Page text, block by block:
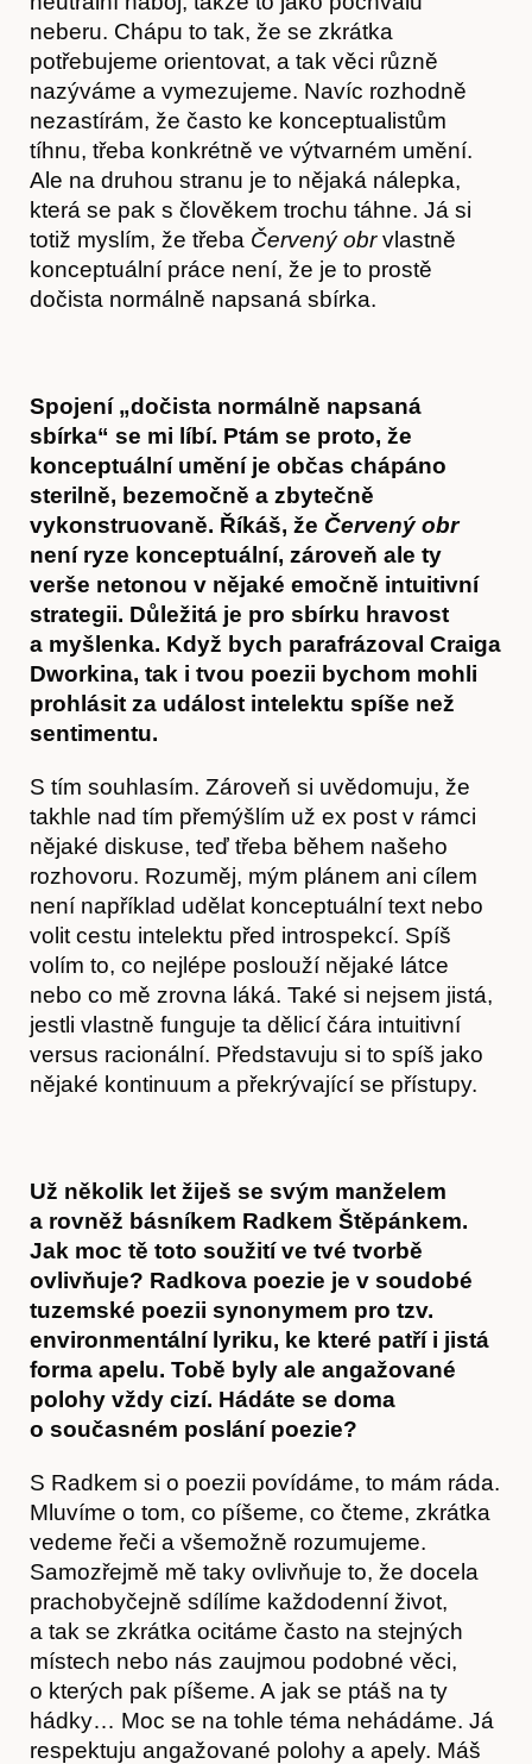
neberu. Chápu to tak, že se zkrátka
potřebujeme orientovat, a tak věci různě
nazýváme a vymezujeme. Navíc rozhodně
nezastírám, že často ke konceptualistům
tíhnu, třeba konkrétně ve výtvarném umění.
Ale na druhou stranu je to nějaká nálepka,
která se pak s člověkem trochu táhne. Já si
totiž myslím, že třeba Červený obrvlastně
konceptuální práce není, že je to prostě
dočista normálně napsaná sbírka.
Spojení „dočista normálně napsaná
sbírka“ se mi líbí. Ptám se proto, že
konceptuální umění je občas chápáno
sterilně, bezemočně a zbytečně
vykonstruovaně. Říkáš, že Červený obr
není ryze konceptuální, zároveň ale ty
verše netonou v nějaké emočně intuitivní
strategii. Důležitá je pro sbírku hravost
a myšlenka. Když bych parafrázoval Craiga
Dworkina, tak i tvou poezii bychom mohli
prohlásit za událost intelektu spíše než
sentimentu.
S tím souhlasím. Zároveň si uvědomuju, že
takhle nad tím přemýšlím už ex post v rámci
nějaké diskuse, teď třeba během našeho
rozhovoru. Rozuměj, mým plánem ani cílem
není například udělat konceptuální text nebo
volit cestu intelektu před introspekcí. Spíš
volím to, co nejlépe poslouží nějaké látce
nebo co mě zrovna láká. Také si nejsem jistá,
jestli vlastně funguje ta dělicí čára intuitivní
versus racionální. Představuju si to spíš jako
nějaké kontinuum a překrývající se přístupy.
Už několik let žiješ se svým manželem
a rovněž básníkem Radkem Štěpánkem.
Jak moc tě toto soužití ve tvé tvorbě
ovlivňuje? Radkova poezie je v soudobé
tuzemské poezii synonymem pro tzv.
environmentální lyriku, ke které patří i jistá
forma apelu. Tobě byly ale angažované
polohy vždy cizí. Hádáte se doma
o současném poslání poezie?
S Radkem si o poezii povídáme, to mám ráda.
Mluvíme o tom, co píšeme, co čteme, zkrátka
vedeme řeči a všemožně rozumujeme.
Samozřejmě mě taky ovlivňuje to, že docela
prachobyčejně sdílíme každodenní život,
a tak se zkrátka ocitáme často na stejných
místech nebo nás zaujmou podobné věci,
o kterých pak píšeme. A jak se ptáš na ty
hádky… Moc se na tohle téma nehádáme. Já
respektuju angažované polohy a apely. Máš